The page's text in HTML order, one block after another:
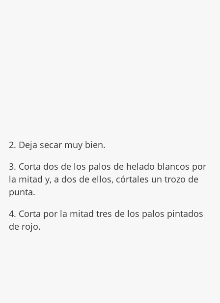
2. Deja secar muy bien.
3. Corta dos de los palos de helado blancos por
la mitad y, a dos de ellos, córtales un trozo de
punta.
4. Corta por la mitad tres de los palos pintados
de rojo.